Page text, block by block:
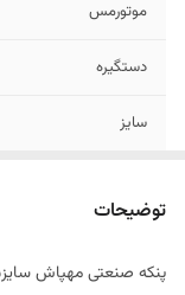
موتورمس
دستگیره
سایز
مس
توضیحات
پنکه صنعتی مهپاش سایز۷۵ هانا ایستاده بزرگترین سایز